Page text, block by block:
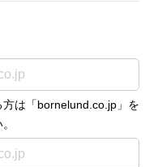
方は「bornelund.co.jp」を